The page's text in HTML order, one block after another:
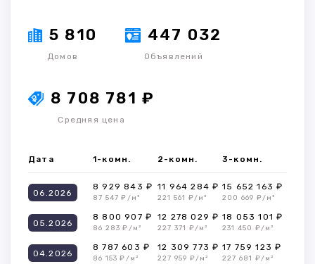
5 810
Домов
447 032
Объявлений
8 708 781 ₽
Средняя цена
Дата 1-комн. 2-комн. 3-комн.
06.2026
8 929 843 ₽
87 547 ₽/м²
11 964 284 ₽
221 561 ₽/м²
15 652 163 ₽
200 669 ₽/м²
05.2026
8 800 907 ₽
86 283 ₽/м²
12 278 029 ₽
227 371 ₽/м²
18 053 101 ₽
231 450 ₽/м²
04.2026
8 787 603 ₽
86 153 ₽/м²
12 309 773 ₽
227 959 ₽/м²
17 759 123 ₽
227 681 ₽/м²